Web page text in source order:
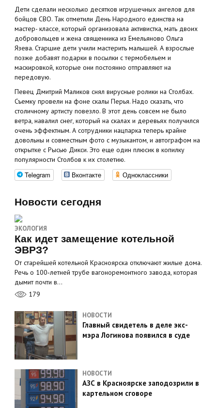
Дети сделали несколько десятков игрушечных ангелов для
бойцов СВО. Так отметили День Народного единства на
мастер- классе, который организовала активистка, мать двоих
добровольцев и жена священника из Емельяново Ольга
Язева. Старшие дети учили мастерить малышей. А взрослые
позже добавят подарки в посылки с термобельем и
маскировкой, которые они постоянно отправляют на
передовую.
Певец Дмитрий Маликов снял вирусные ролики на Столбах.
Съемку провели на фоне скалы Перья. Надо сказать, что
столичному артисту повезло. В этот день совсем не было
ветра, навалил снег, который на скалах и деревьях получился
очень эффектным. А сотрудники нацпарка теперь крайне
довольны и совместным фото с музыкантом, и автографом на
открытке с Рысью Дикси. Это еще один плюсик в копилку
популярности Столбов к их столетию.
Telegram Вконтакте Одноклассники
Новости сегодня
ЭКОЛОГИЯ
Как идет замещение котельной
ЭВРЗ?
От старейшей котельной Красноярска отключают жилые дома.
Речь о 100‑летней трубе вагоноремонтного завода, которая
дымит почти в…
179
НОВОСТИ
Главный свидетель в деле экс-
мэра Логинова появился в суде
НОВОСТИ
АЗС в Красноярске заподозрили в
картельном сговоре